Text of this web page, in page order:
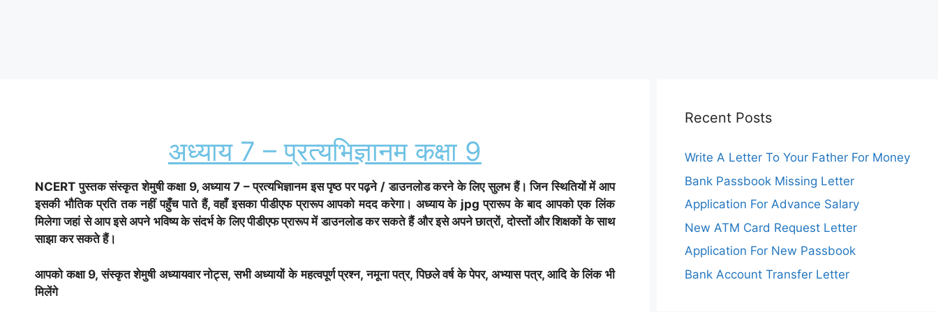
अध्याय 7 – प्रत्यभिज्ञानम कक्षा 9
NCERT पुस्तकसंस्कृत शेमुषी कक्षा 9, अध्याय 7 – प्रत्यभिज्ञानम इस पृष्ठ पर पढ़ने / डाउनलोड करने के लिए सुलभ हैं। जिन स्थितियों में आप
इसकी भौतिक प्रति तक नहीं पहुँच पाते हैं, वहाँ इसका पीडीएफ प्रारूप आपको मदद करेगा। अध्याय के jpg प्रारूप के बाद आपको एक लिंक
मिलेगा जहां से आप इसे अपने भविष्य के संदर्भ के लिए पीडीएफ प्रारूप में डाउनलोड कर सकते हैं और इसे अपने छात्रों, दोस्तों और शिक्षकों के साथ
साझा कर सकते हैं।
आपको कक्षा 9,संस्कृत शेमुषीअध्यायवार नोट्स, सभी अध्यायों के महत्वपूर्ण प्रश्न, नमूना पत्र, पिछले वर्ष के पेपर, अभ्यास पत्र, आदि के लिंक भी
मिलेंगे
Recent Posts
Write A Letter To Your Father For Money
Bank Passbook Missing Letter
Application For Advance Salary
New ATM Card Request Letter
Application For New Passbook
Bank Account Transfer Letter